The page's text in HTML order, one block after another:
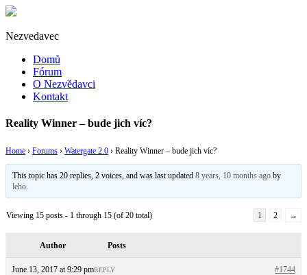
Nezvedavec
Domů
Fórum
O Nezvědavci
Kontakt
Reality Winner – bude jich víc?
Home › Forums › Watergate 2.0 › Reality Winner – bude jich víc?
This topic has 20 replies, 2 voices, and was last updated8 years, 10 months ago by
leho
Viewing 15 posts - 1 through 15 (of 20 total) 1 2 →
Author Posts
June 13, 2017 at 9:29 pm #1744
REPLY